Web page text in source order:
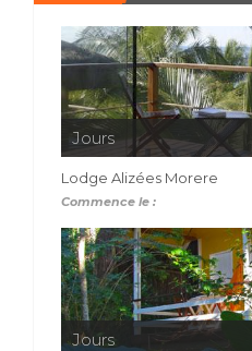
Jours
Lodge Alizées Morere
Commence le :
Jours